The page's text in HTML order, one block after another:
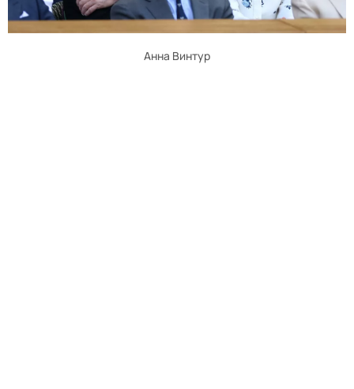
Анна Винтур